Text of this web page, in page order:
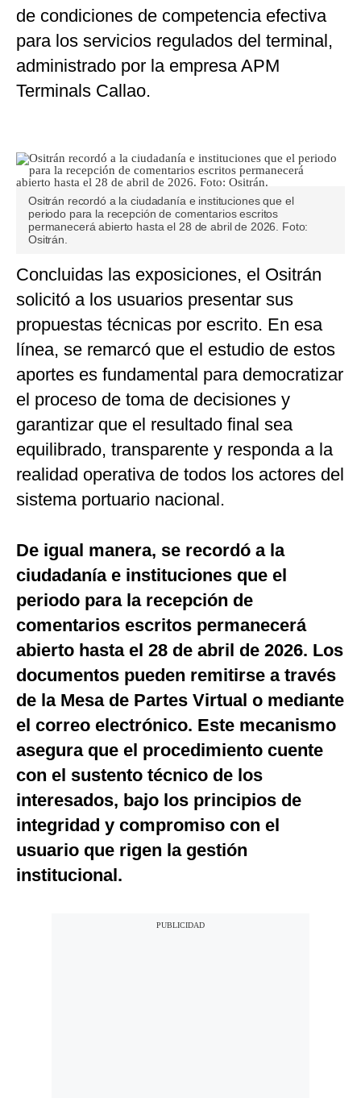
de condiciones de competencia efectiva
para los servicios regulados del terminal,
administrado por la empresa APM
Terminals Callao.
Ositrán recordó a la ciudadanía e instituciones que el
periodo para la recepción de comentarios escritos
permanecerá abierto hasta el 28 de abril de 2026. Foto:
Ositrán.
Concluidas las exposiciones, el Ositrán
solicitó a los usuarios presentar sus
propuestas técnicas por escrito. En esa
línea, se remarcó que el estudio de estos
aportes es fundamental para democratizar
el proceso de toma de decisiones y
garantizar que el resultado final sea
equilibrado, transparente y responda a la
realidad operativa de todos los actores del
sistema portuario nacional.
De igual manera, se recordó a la
ciudadanía e instituciones que el
periodo para la recepción de
comentarios escritos permanecerá
abierto hasta el 28 de abril de 2026. Los
documentos pueden remitirse a través
de la Mesa de Partes Virtual o mediante
el correo electrónico. Este mecanismo
asegura que el procedimiento cuente
con el sustento técnico de los
interesados, bajo los principios de
integridad y compromiso con el
usuario que rigen la gestión
institucional.